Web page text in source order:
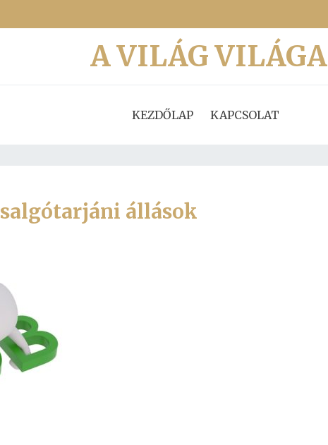
A VILÁG VILÁGA
KEZDŐLAP KAPCSOLAT
salgótarjáni állások